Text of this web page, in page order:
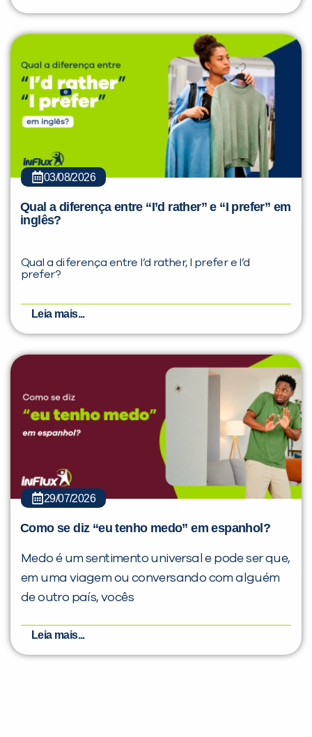
03/08/2026
Qual a diferença entre “I’d rather” e “I prefer” em
inglês?
Qual a diferença entre I’d rather, I prefer e I’d
prefer?
Leia mais...
29/07/2026
Como se diz “eu tenho medo” em espanhol?
Medo é um sentimento universal e pode ser que,
em uma viagem ou conversando com alguém
de outro país, vocês
Leia mais...